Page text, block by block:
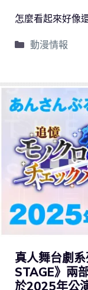
怎麼看起來好像
動漫情報
真人舞台劇
STAGE》兩
於2025年公